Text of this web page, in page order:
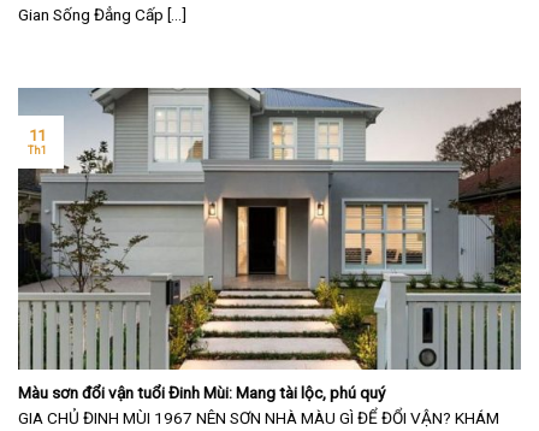
Gian Sống Đẳng Cấp [...]
Màu sơn đổi vận tuổi Đinh Mùi: Mang tài lộc, phú quý
GIA CHỦ ĐINH MÙI 1967 NÊN SƠN NHÀ MÀU GÌ ĐỂ ĐỔI VẬN? KHÁM
11
Th1